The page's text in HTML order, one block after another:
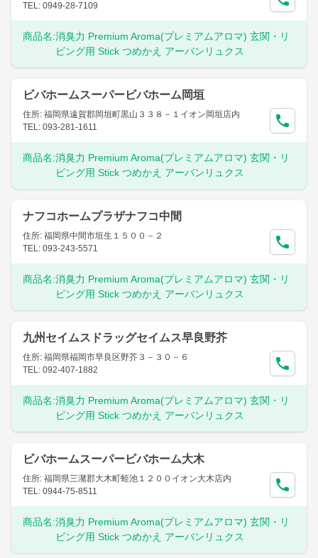
TEL: 0949-28-7109
商品名:消臭力 Premium Aroma(プレミアムアロマ) 玄関・リ
ビング用 Stick つめかえ アーバンリュクス
ビバホームスーパービバホーム岡垣
住所: 福岡県遠賀郡岡垣町黒山３３８－１イオン岡垣店内
TEL: 093-281-1611
商品名:消臭力 Premium Aroma(プレミアムアロマ) 玄関・リ
ビング用 Stick つめかえ アーバンリュクス
ナフコホームプラザナフコ中間
住所: 福岡県中間市垣生１５００－２
TEL: 093-243-5571
商品名:消臭力 Premium Aroma(プレミアムアロマ) 玄関・リ
ビング用 Stick つめかえ アーバンリュクス
九州セイムスドラッグセイムス早良野芥
住所: 福岡県福岡市早良区野芥３－３０－６
TEL: 092-407-1882
商品名:消臭力 Premium Aroma(プレミアムアロマ) 玄関・リ
ビング用 Stick つめかえ アーバンリュクス
ビバホームスーパービバホーム大木
住所: 福岡県三潴郡大木町蛭池１２００イオン大木店内
TEL: 0944-75-8511
商品名:消臭力 Premium Aroma(プレミアムアロマ) 玄関・リ
ビング用 Stick つめかえ アーバンリュクス